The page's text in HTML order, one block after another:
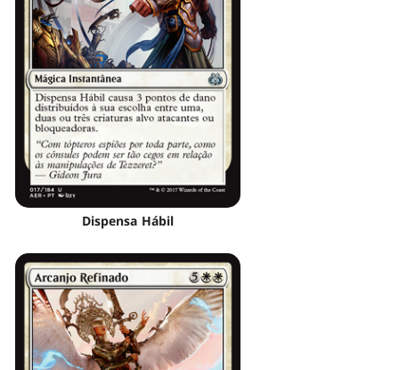
Dispensa Hábil